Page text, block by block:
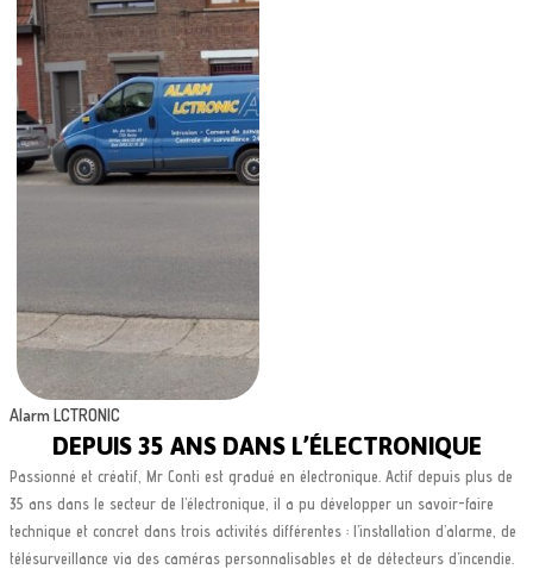
Alarm LCTRONIC
DEPUIS 35 ANS DANS L’ÉLECTRONIQUE
Passionné et créatif, Mr Conti est gradué en électronique. Actif depuis plus de
35 ans dans le secteur de l’électronique, il a pu développer un savoir-faire
technique et concret dans trois activités différentes : l’installation d’alarme, de
télésurveillance via des caméras personnalisables et de détecteurs d’incendie.